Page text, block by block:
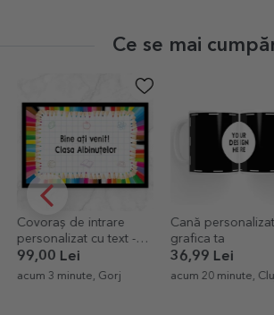
Ce se mai
Covoraș de intrare
personalizat cu text -
Școală
99,00 Lei
acum 3 minute, Gorj
Cană
grafica ta
36,99 Lei
acum 20 minute,